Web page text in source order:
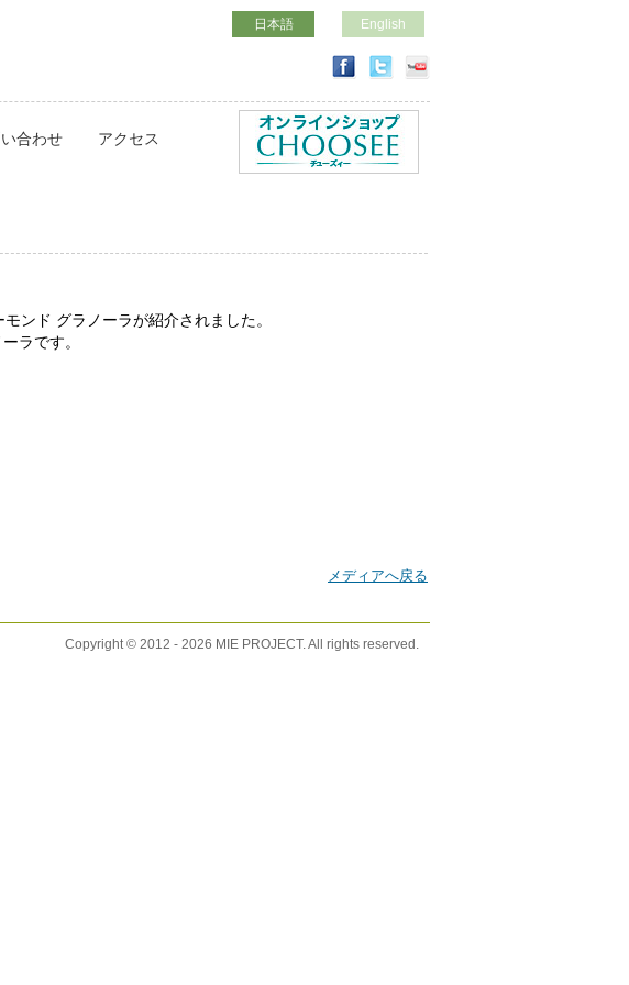
日本語 English
合わせ アクセス
ンド グラノーラが紹介されました。
ラです。
メディアへ戻る
Copyright © 2012 - 2026 MIE PROJECT. All rights reserved.